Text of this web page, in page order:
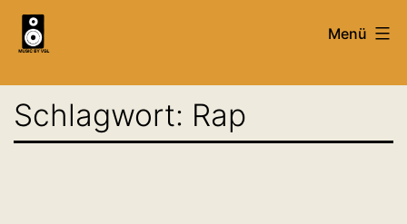
Zum
Inhalt
Mixing,
Mastering
&
Menü
Schlagwort: Rap